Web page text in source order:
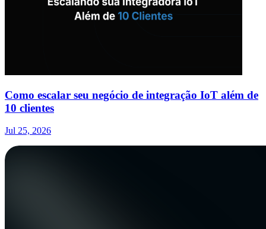
Como escalar seu negócio de integração IoT além de
10 clientes
Jul 25, 2026